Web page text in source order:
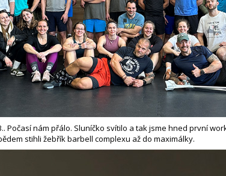
Počasí nám přálo. Sluníčko svítilo a tak jsme hned první
stihli žebřík barbell complexu až do maximálky.